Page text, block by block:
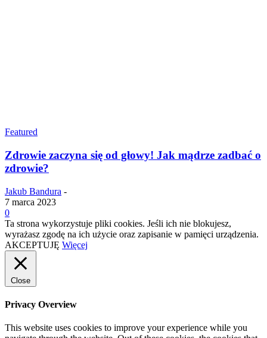
Featured
Zdrowie zaczyna się od głowy! Jak mądrze zadbać o
zdrowie?
Jakub Bandura -
7 marca 2023
0
Ta strona wykorzystuje pliki cookies. Jeśli ich nie blokujesz,
wyrażasz zgodę na ich użycie oraz zapisanie w pamięci urządzenia.
AKCEPTUJĘ Więcej
Close
Privacy Overview
This website uses cookies to improve your experience while you